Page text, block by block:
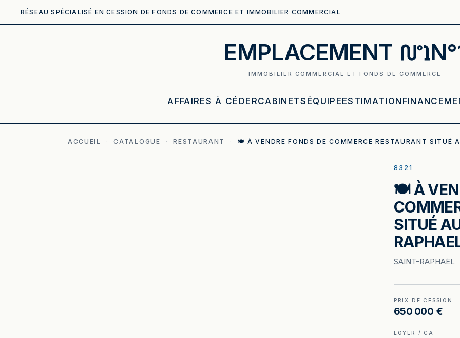
RÉSEAU SPÉCIALISÉ EN CESSION DE FONDS DE COMMERCE ET IMMOBILIER COMMERCIAL
EMPLACEMENT
IMMOBILIER COMMERCIAL ET FONDS DE COMMERCE
AFFAIRES À CÉDERCABINETS ÉQUIPE ESTIMATION
ACCUEIL · CATALOGUE · RESTAURANT · 🍽️ À VENDRE FONDS DE COMMERCE RESTAURANT SITUÉ
8321
🍽️ À
SITUÉ
SAINT-RAPHAËL
PRIX DE CESSION
650 000 €
LOYER / CA